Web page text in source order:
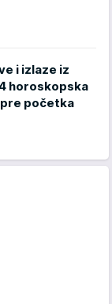
i izlaze iz
horoskopska
pre početka